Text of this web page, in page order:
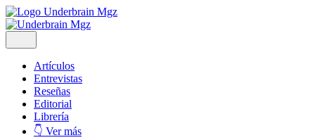
Artículos
Entrevistas
Reseñas
Editorial
Librería
👇 Ver más